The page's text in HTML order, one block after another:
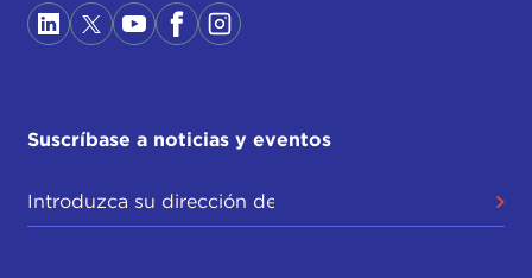
Suscríbase a noticias y eventos